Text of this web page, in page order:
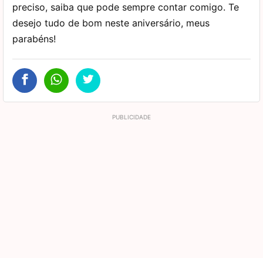
preciso, saiba que pode sempre contar comigo. Te
desejo tudo de bom neste aniversário, meus
parabéns!